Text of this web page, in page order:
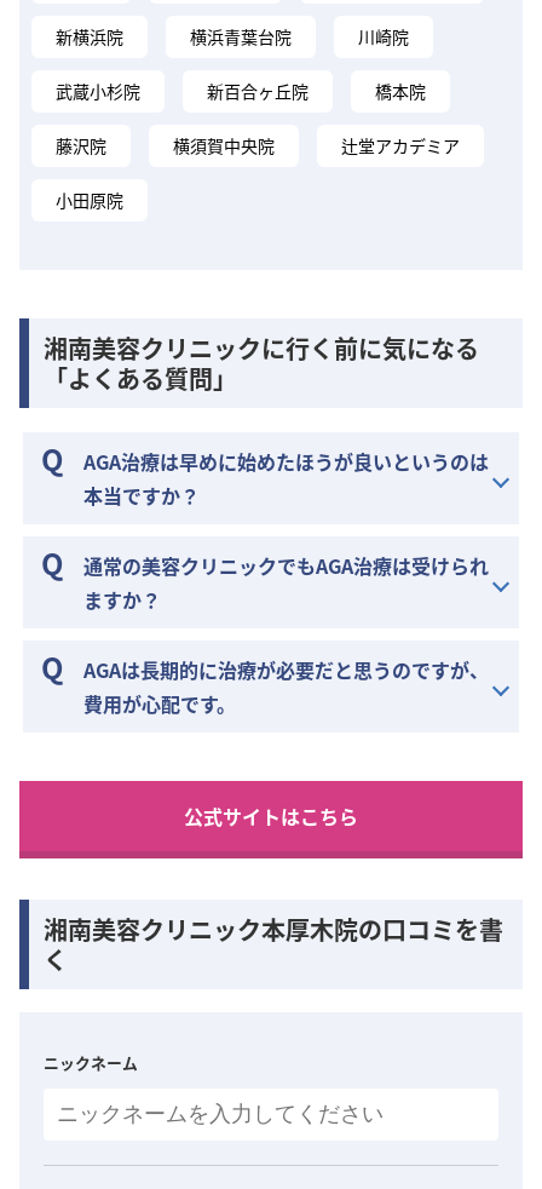
新横浜院 横浜青葉台院 川崎院
武蔵小杉院 新百合ヶ丘院 橋本院
藤沢院 横須賀中央院 辻堂アカデミア
小田原院
湘南美容クリニックに行く前に気になる
「よくある質問」
AGA治療は早めに始めたほうが良いというのは
本当ですか？
通常の美容クリニックでもAGA治療は受けられ
ますか？
AGAは長期的に治療が必要だと思うのですが、
費用が心配です。
公式サイトはこちら
湘南美容クリニック本厚木院の口コミを書
く
ニックネーム